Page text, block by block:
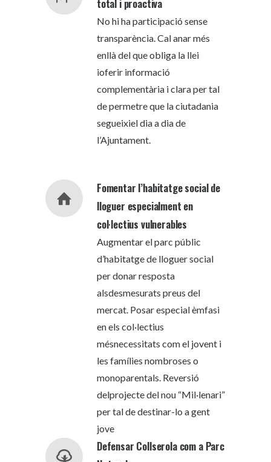
total i proactiva
No hi ha participació sense
transparència. Cal anar més
enllà del que obliga la llei
ioferir informació
complementària i clara per tal
de permetre que la ciutadania
segueixiel dia a dia de
l’Ajuntament.
Fomentar l’habitatge social de
lloguer especialment en
col·lectius vulnerables
Augmentar el parc públic
d’habitatge de lloguer social
per donar resposta
alsdesmesurats preus del
mercat. Posar especial èmfasi
en els col·lectius
mésnecessitats com el jovent i
les famílies nombroses o
monoparentals. Reversió
delprojecte del nou “Mil·lenari”
per tal de destinar-lo a gent
jove
Defensar Collserola com a Parc